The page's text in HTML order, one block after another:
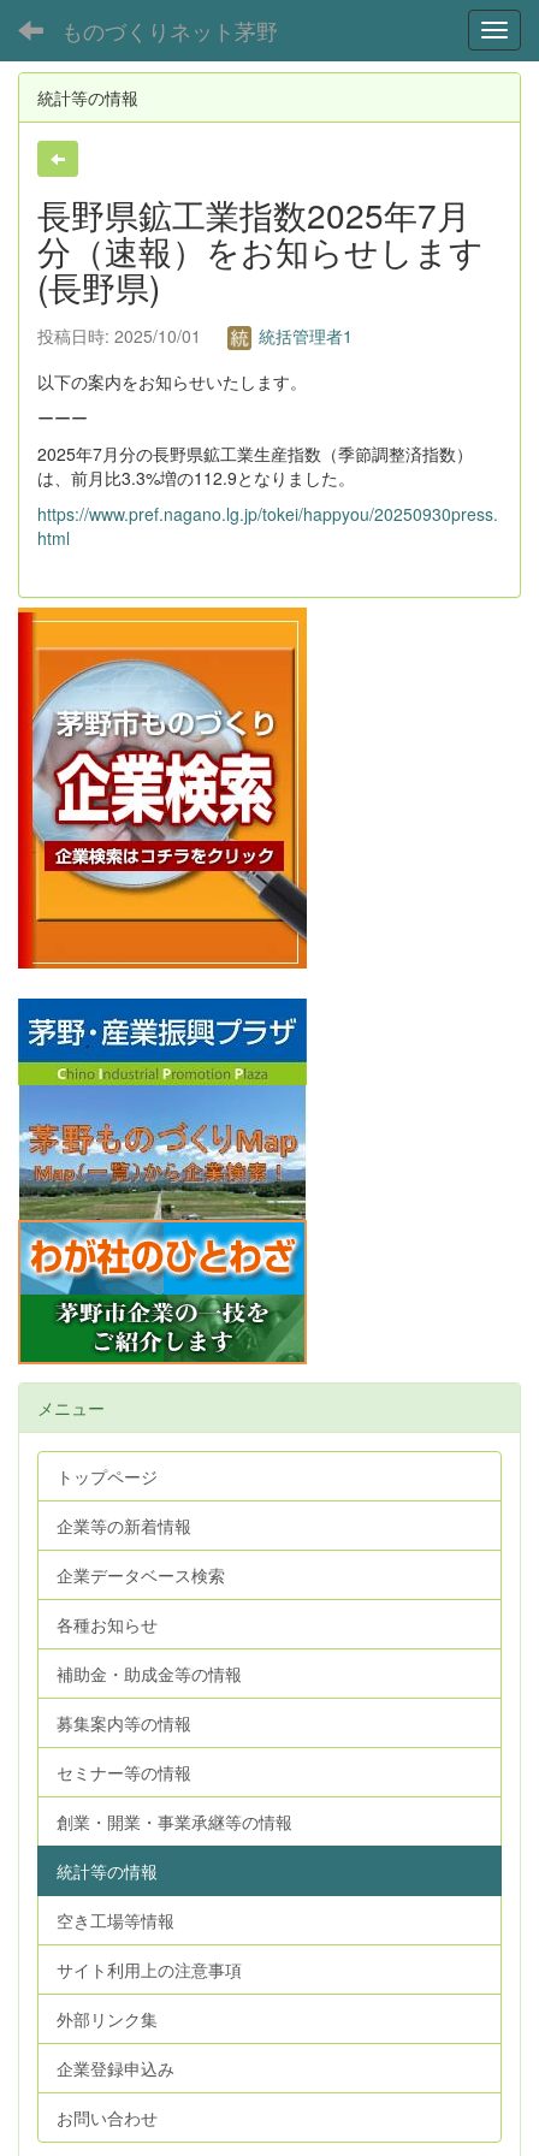
ものづくりネット茅野
統計等の情報
長野県鉱工業指数2025年7月
分（速報）をお知らせします
(長野県)
投稿日時: 2025/10/01
統括管理者1
以下の案内をお知らせいたします。
ーーー
2025年7月分の長野県鉱工業生産指数（季節調整済指数）
は、前月比3.3%増の112.9となりました。
https://www.pref.nagano.lg.jp/tokei/happyou/20250930press.
html
メニュー
トップページ
企業等の新着情報
企業データベース検索
各種お知らせ
補助金・助成金等の情報
募集案内等の情報
セミナー等の情報
創業・開業・事業承継等の情報
統計等の情報
空き工場等情報
サイト利用上の注意事項
外部リンク集
企業登録申込み
お問い合わせ